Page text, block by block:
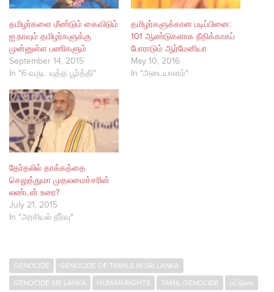
தமிழர்களை மீண்டும் கைவிடும்
ஐ.நாவும் தமிழர்களுக்கு
முன்னுள்ள பணிகளும்
September 14, 2015
In "6 வருட யுத்த பூர்த்தி"
தமிழர்களுக்கான படிப்பினை:
101 ஆண்டுகளாக நீதிக்காகப்
போராடும் ஆர்மேனியா
May 10, 2016
In "அடையாளம்"
தேர்தலில் தாக்கத்தை
செலுத்துமா முதலமைச்சரின்
லண்டன் உரை?
July 21, 2015
In "அரசியல் தீர்வு"
GENOCIDE
GENOCIDE OF TAMILS IN SRI LANKA
GENOCIDE SRI LANKA
HUMAN RIGHTS TAMIL GENOCIDE கட்டுரை